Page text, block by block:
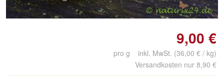
9,00 €
pro g inkl. MwSt. (36,00 € / kg)
Versandkosten nur 8,90 €